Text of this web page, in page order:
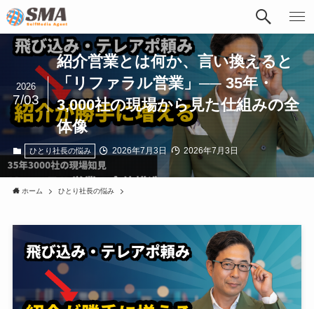
紹介営業とは何か、言い換えると
「リファラル営業」── 35年・
3,000社の現場から見た仕組みの全
体像
2026
7/03
ひとり社長の悩み 2026年7月3日 2026年7月3日
ホーム ひとり社長の悩み